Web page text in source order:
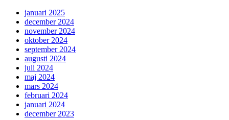
januari 2025
december 2024
november 2024
oktober 2024
september 2024
augusti 2024
juli 2024
maj 2024
mars 2024
februari 2024
januari 2024
december 2023